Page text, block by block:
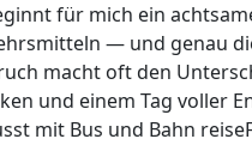
für mich ein
— und genau
macht oft den
und einem Tag voller
mit Bus und Bahn